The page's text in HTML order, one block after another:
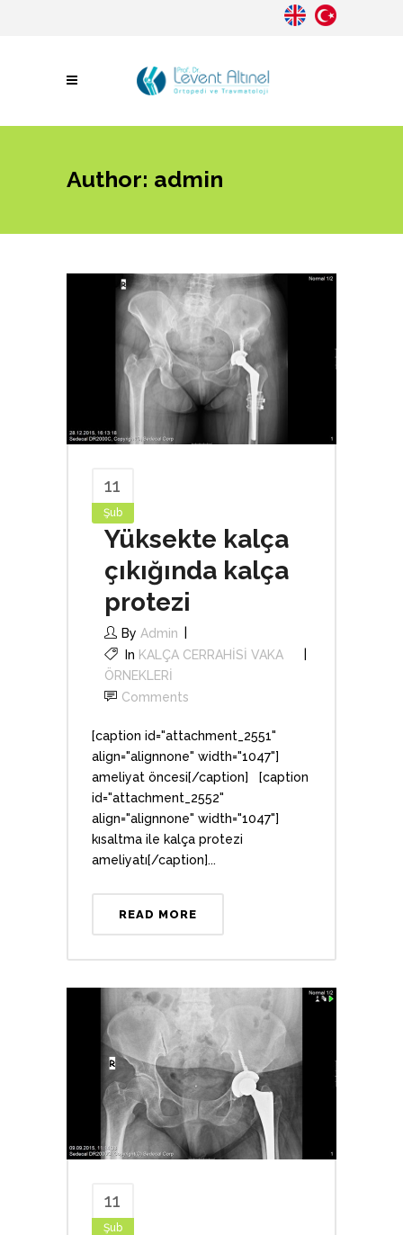
Author: admin
11
Şub
Yüksekte kalça
çıkığında kalça
protezi
By Admin
In KALÇA CERRAHİSİ VAKA
ÖRNEKLERİ
Comments
[caption id="attachment_2551"
align="alignnone" width="1047"]
ameliyat öncesi[/caption] [caption
id="attachment_2552"
align="alignnone" width="1047"]
kısaltma ile kalça protezi
ameliyatı[/caption]...
READ MORE
11
Şub